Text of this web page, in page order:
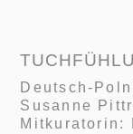
Deutsch-
Susanne
Mitkuratorin: